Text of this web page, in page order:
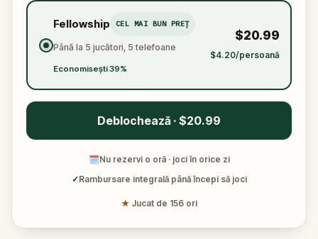
Fellowship CEL MAI BUN PREȚ
Până la 5 jucători, 5 telefoane
Economisești 39%
$20.99
$4.20/persoană
Deblochează · $20.99
🗓Nu rezervi o oră · joci în orice zi
✓Rambursare integrală până începi să joci
★ Jucat de 156 ori